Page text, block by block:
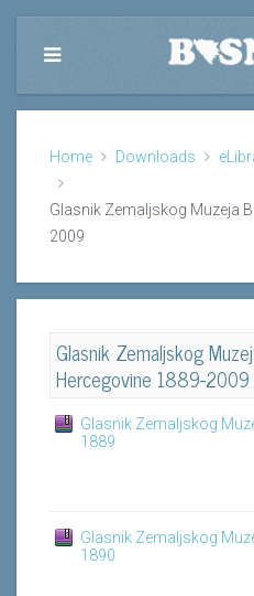
Home Downloads
Glasnik Zemaljskog Muzeja
2009
Glasnik Zemaljskog
Hercegovine 1889-2009
Glasnik Zemaljskog
1889
Glasnik Zemaljskog
1890